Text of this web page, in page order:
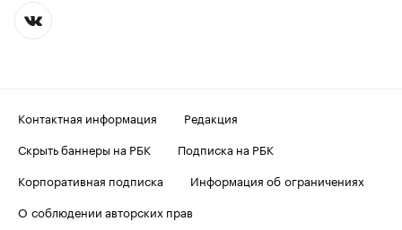
Контактная информация
Редакция
Скрыть баннеры на РБК
Подписка на РБК
Корпоративная подписка
Информация об ограничениях
О соблюдении авторских прав